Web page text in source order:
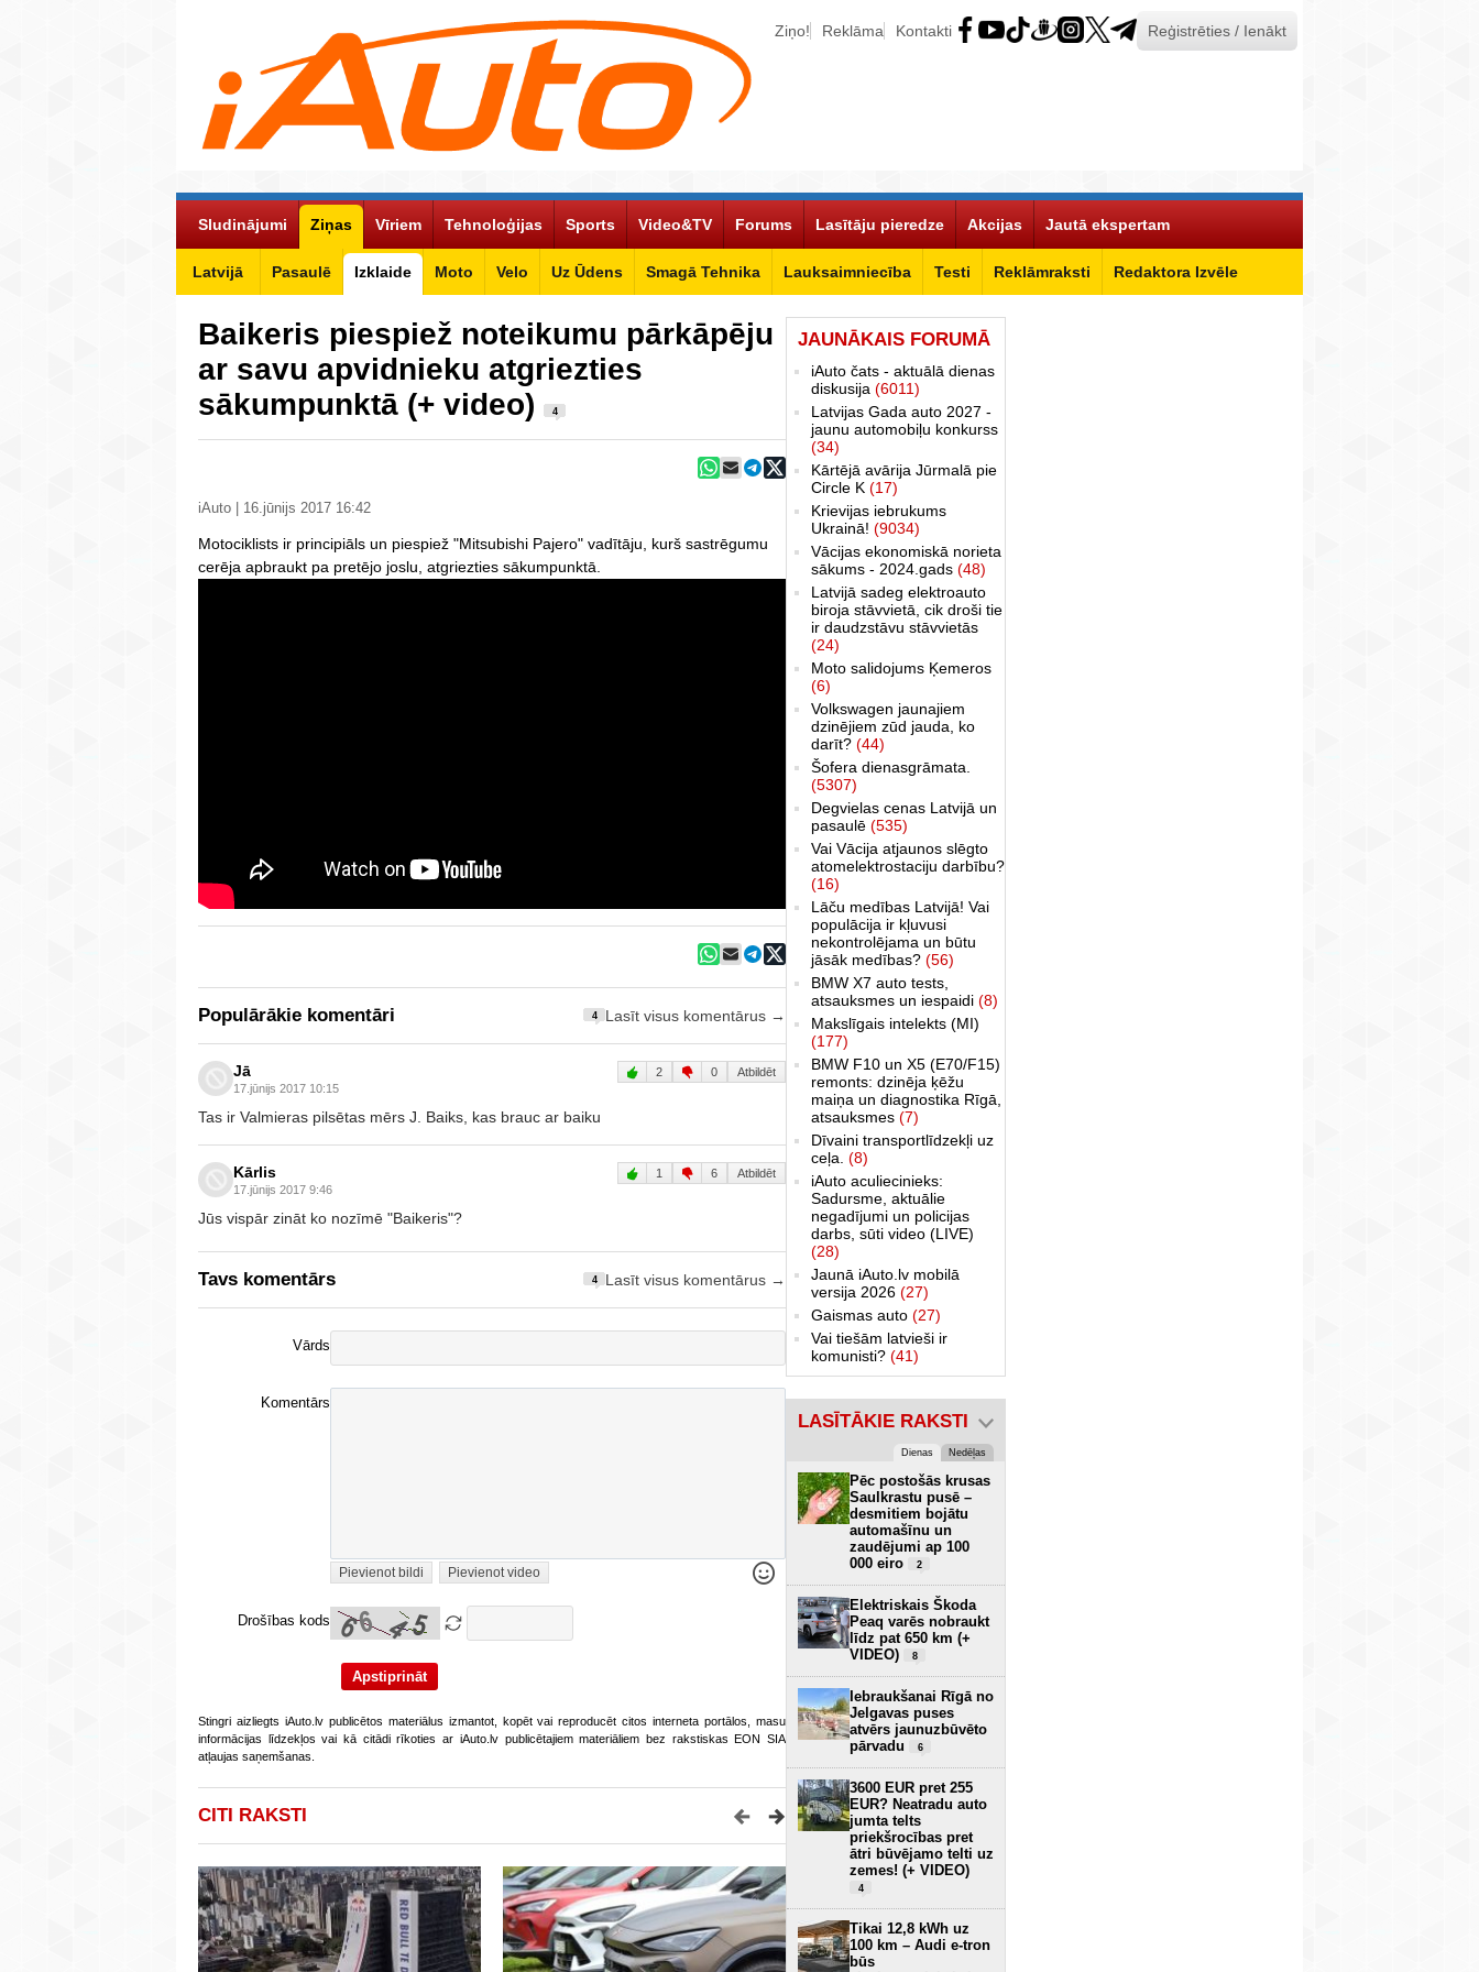
Ziņo! Reklāma Kontakti Reģistrēties / Ienākt
Sludinājumi Ziņas
Latvijā Pasaulē Izklaide Moto Velo Uz Ūdens Smagā Tehnika Lauksaimniecība Testi Reklāmraksti Redaktora Izvēle
Vīriem Tehnoloģijas Sports Video&TV Forums Lasītāju pieredze Akcijas Jautā ekspertam
Baikeris piespiež noteikumu pārkāpēju
ar savu apvidnieku atgriezties
sākumpunktā (+ video)
4
iAuto | 16.jūnijs 2017 16:42
Motociklists ir principiāls un piespiež "Mitsubishi Pajero" vadītāju, kurš sastrēgumu
cerēja apbraukt pa pretējo joslu, atgriezties sākumpunktā.
Populārākie komentāri 4 Lasīt visus komentārus →
Jā
17.jūnijs 2017 10:15
2 0 Atbildēt
Tas ir Valmieras pilsētas mērs J. Baiks, kas brauc ar baiku
Kārlis
17.jūnijs 2017 9:46
1 6 Atbildēt
Jūs vispār zināt ko nozīmē "Baikeris"?
Tavs komentārs 4 Lasīt visus komentārus →
Vārds
Komentārs
Pievienot bildi Pievienot video
Drošības kods
Stingri aizliegts iAuto.lv publicētos materiālus izmantot, kopēt vai reproducēt citos interneta portālos, masu
informācijas līdzekļos vai kā citādi rīkoties ar iAuto.lv publicētajiem materiāliem bez rakstiskas EON SIA
atļaujas saņemšanas.
CITI RAKSTI
JAUNĀKAIS FORUMĀ
iAuto čats - aktuālā dienas
diskusija (6011)
Latvijas Gada auto 2027 -
jaunu automobiļu konkurss
(34)
Kārtējā avārija Jūrmalā pie
Circle K (17)
Krievijas iebrukums
Ukrainā! (9034)
Vācijas ekonomiskā norieta
sākums - 2024.gads (48)
Latvijā sadeg elektroauto
biroja stāvvietā, cik droši tie
ir daudzstāvu stāvvietās
(24)
Moto salidojums Ķemeros
(6)
Volkswagen jaunajiem
dzinējiem zūd jauda, ko
darīt? (44)
Šofera dienasgrāmata.
(5307)
Degvielas cenas Latvijā un
pasaulē (535)
Vai Vācija atjaunos slēgto
atomelektrostaciju darbību?
(16)
Lāču medības Latvijā! Vai
populācija ir kļuvusi
nekontrolējama un būtu
jāsāk medības? (56)
BMW X7 auto tests,
atsauksmes un iespaidi (8)
Makslīgais intelekts (MI)
(177)
BMW F10 un X5 (E70/F15)
remonts: dzinēja ķēžu
maiņa un diagnostika Rīgā,
atsauksmes (7)
Dīvaini transportlīdzekļi uz
ceļa. (8)
iAuto aculiecinieks:
Sadursme, aktuālie
negadījumi un policijas
darbs, sūti video (LIVE)
(28)
Jaunā iAuto.lv mobilā
versija 2026 (27)
Gaismas auto (27)
Vai tiešām latvieši ir
komunisti? (41)
LASĪTĀKIE RAKSTI
Dienas Nedēļas
Pēc postošās krusas
Saulkrastu pusē –
desmitiem bojātu
automašīnu un
zaudējumi ap 100
000 eiro
2
Elektriskais Škoda
Peaq varēs nobraukt
līdz pat 650 km (+
VIDEO)
8
Iebraukšanai Rīgā no
Jelgavas puses
atvērs jaunuzbūvēto
pārvadu
6
3600 EUR pret 255
EUR? Neatradu auto
jumta telts
priekšrocības pret
ātri būvējamo telti uz
zemes! (+ VIDEO)
4
Tikai 12,8 kWh uz
100 km – Audi e-tron
būs